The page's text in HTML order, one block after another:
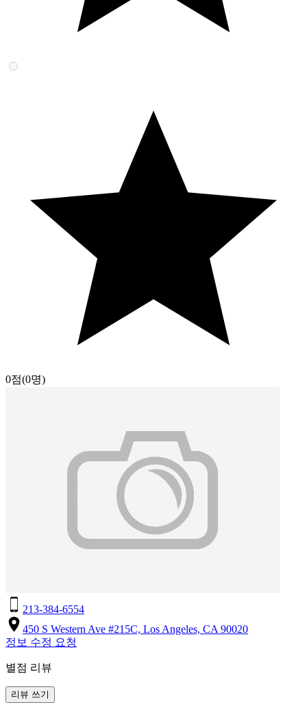
0점(0명)
213-384-6554
450 S Western Ave #215C, Los Angeles, CA 90020
정보 수정 요청
별점 리뷰
리뷰 쓰기